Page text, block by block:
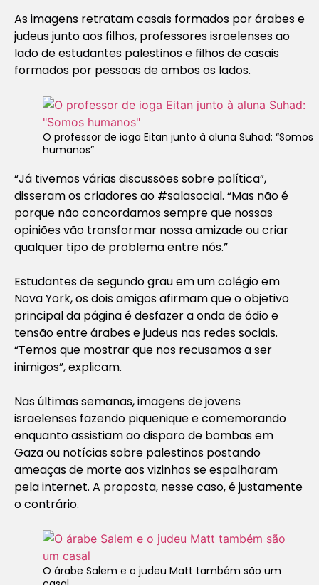
As imagens retratam casais formados por árabes e
judeus junto aos filhos, professores israelenses ao
lado de estudantes palestinos e filhos de casais
formados por pessoas de ambos os lados.
O professor de ioga Eitan junto à aluna Suhad: “Somos
humanos”
“Já tivemos várias discussões sobre política”,
disseram os criadores ao #salasocial. “Mas não é
porque não concordamos sempre que nossas
opiniões vão transformar nossa amizade ou criar
qualquer tipo de problema entre nós.”
Estudantes de segundo grau em um colégio em
Nova York, os dois amigos afirmam que o objetivo
principal da página é desfazer a onda de ódio e
tensão entre árabes e judeus nas redes sociais.
“Temos que mostrar que nos recusamos a ser
inimigos”, explicam.
Nas últimas semanas, imagens de jovens
israelenses fazendo piquenique e comemorando
enquanto assistiam ao disparo de bombas em
Gaza ou notícias sobre palestinos postando
ameaças de morte aos vizinhos se espalharam
pela internet. A proposta, nesse caso, é justamente
o contrário.
O árabe Salem e o judeu Matt também são um